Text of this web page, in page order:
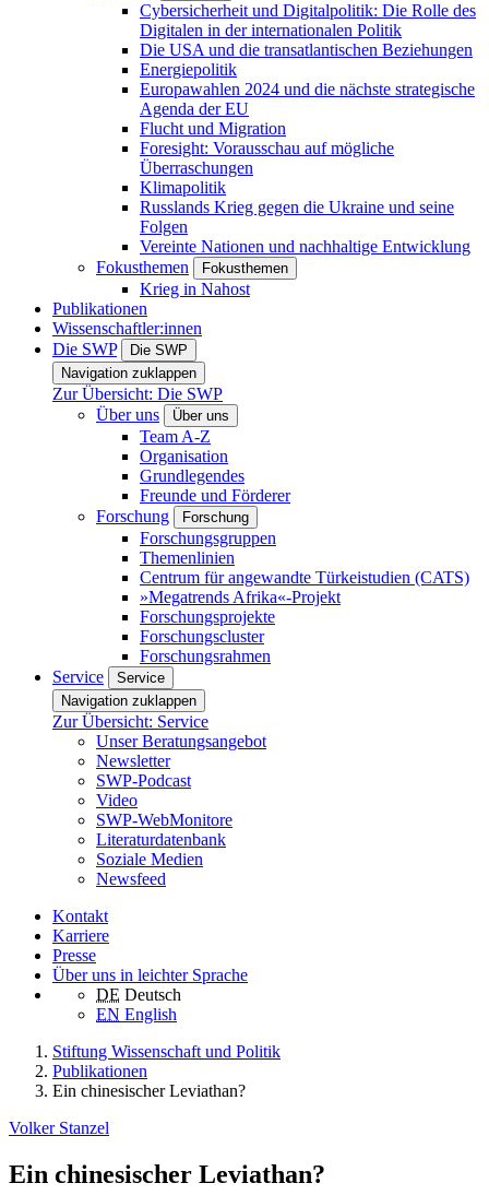
Cybersicherheit und Digitalpolitik: Die Rolle des
Digitalen in der internationalen Politik
Die USA und die transatlantischen Beziehungen
Energiepolitik
Europawahlen 2024 und die nächste strategische
Agenda der EU
Flucht und Migration
Foresight: Vorausschau auf mögliche
Überraschungen
Klimapolitik
Russlands Krieg gegen die Ukraine und seine
Folgen
Vereinte Nationen und nachhaltige Entwicklung
Fokusthemen
Fokusthemen
Krieg in Nahost
Publikationen
Wissenschaftler:innen
Die SWP
Die SWP
Navigation zuklappen
Zur Übersicht: Die SWP
Über uns
Über uns
Team A-Z
Organisation
Grundlegendes
Freunde und Förderer
Forschung
Forschung
Forschungsgruppen
Themenlinien
Centrum für angewandte Türkeistudien (CATS)
»Megatrends Afrika«-Projekt
Forschungsprojekte
Forschungscluster
Forschungsrahmen
Service
Service
Navigation zuklappen
Zur Übersicht: Service
Unser Beratungsangebot
Newsletter
SWP-Podcast
Video
SWP-WebMonitore
Literaturdatenbank
Soziale Medien
Newsfeed
Kontakt
Karriere
Presse
Über uns in leichter Sprache
DE Deutsch
EN English
Stiftung Wissenschaft und Politik
Publikationen
Ein chinesischer Leviathan?
Volker Stanzel
Ein chinesischer Leviathan?